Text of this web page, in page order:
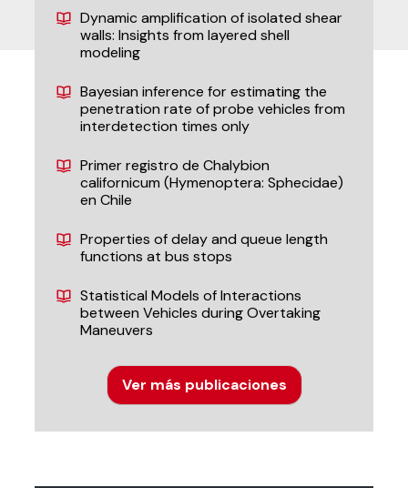
Dynamic amplification of isolated shear
walls: Insights from layered shell
modeling
Bayesian inference for estimating the
penetration rate of probe vehicles from
interdetection times only
Primer registro de Chalybion
californicum (Hymenoptera: Sphecidae)
en Chile
Properties of delay and queue length
functions at bus stops
Statistical Models of Interactions
between Vehicles during Overtaking
Maneuvers
Ver más publicaciones